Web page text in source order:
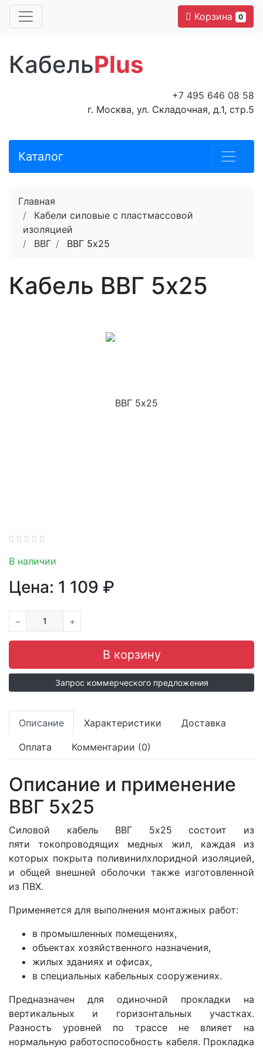
Корзина 0
КабельPlus
+7 495 646 08 58
г. Москва, ул. Складочная, д.1, стр.5
Каталог
Главная
Кабели силовые с пластмассовой
изоляцией
ВВГ
ВВГ 5x25
Кабель ВВГ 5x25
В наличии
Цена: 1 109 ₽
− +
Запрос коммерческого предложения
Описание Характеристики Доставка
Оплата Комментарии (0)
Описание и применение
ВВГ 5x25
Силовой кабель ВВГ 5x25 состоит из
пяти токопроводящих медных жил, каждая из
которых покрыта поливинилхлоридной изоляцией,
и общей внешней оболочки также изготовленной
из ПВХ.
Применяется для выполнения монтажных работ:
в промышленных помещениях,
объектах хозяйственного назначения,
жилых зданиях и офисах,
в специальных кабельных сооружениях.
Предназначен для одиночной прокладки на
вертикальных и горизонтальных участках.
Разность уровней по трассе не влияет на
нормальную работоспособность кабеля. Прокладка